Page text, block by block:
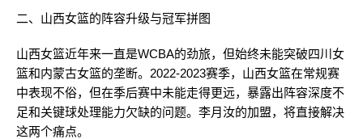
二、山西女篮的阵容升级与冠军拼图
山西女篮近年来一直是WCBA的劲旅，但始终未能突破四川女
篮和内蒙古女篮的垄断。2022-2023赛季，山西女篮在常规赛
中表现不俗，但在季后赛中未能走得更远，暴露出阵容深度不
足和关键球处理能力欠缺的问题。李月汝的加盟，将直接解决
这两个痛点。